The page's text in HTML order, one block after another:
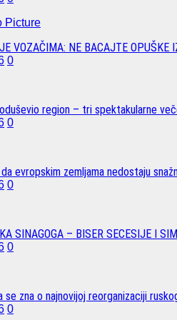
VOZAČIMA: NE BACAJTE
0
region – tri spektakularne
0
evropskim zemljama nedostaju
0
SINAGOGA – BISER SECESIJE I
0
se zna o najnovijoj reorganizaciji
0